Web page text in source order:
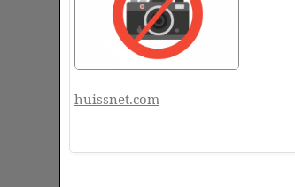
huissnet.com